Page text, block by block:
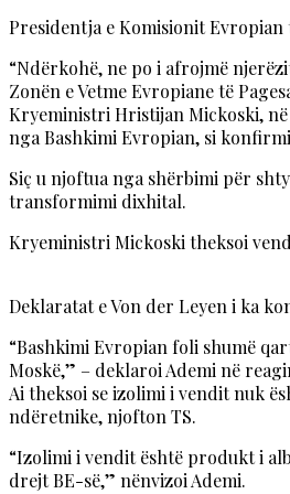
Presidentja e Komisionit
“Ndërkohë, ne po i afrojmë
Zonën e Vetme Evropiane të
Kryeministri Hristijan Mickoski,
nga Bashkimi Evropian, si
Siç u njoftua nga shërbimi për
transformimi dixhital.
Kryeministri Mickoski theksoi
Deklaratat e Von der Leyen i ka
“Bashkimi Evropian foli shumë
Moskë,” – deklaroi Ademi në
Ai theksoi se izolimi i vendit nuk
ndëretnike, njofton TS.
“Izolimi i vendit është produkt i
drejt BE-së,” nënvizoi Ademi.